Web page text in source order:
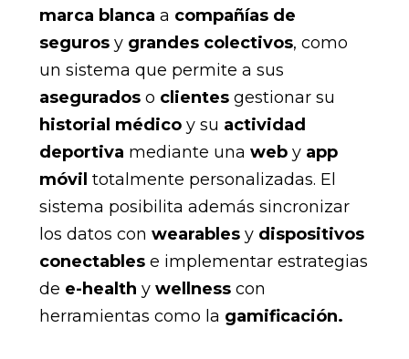
marca blanca a compañías de
seguros ygrandes colectivos, como
un sistema que permite a sus
asegurados o clientesgestionar su
historial médicoy su actividad
deportiva mediante una web yapp
móvil totalmente personalizadas. El
sistema posibilita además sincronizar
los datos con wearablesy dispositivos
conectablese implementar estrategias
de e-health y wellnesscon
herramientas como la gamificación.